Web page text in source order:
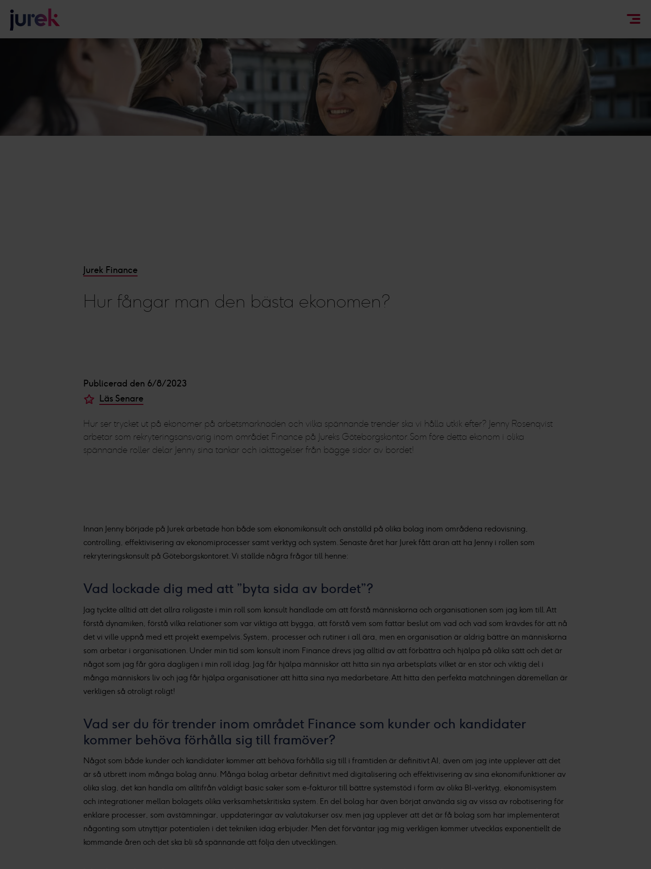
Jurek Finance
Hur fångar man den bästa ekonomen?
Publicerad den 6/8/2023
Läs Senare
Hur ser trycket ut på ekonomer på arbetsmarknaden och vilka spännande trender ska vi hålla utkik efter? Jenny Rosenqvist
arbetar som rekryteringsansvarig inom området Finance på Jureks Göteborgskontor. Som före detta ekonom i olika
spännande roller delar Jenny sina tankar och iakttagelser från bägge sidor av bordet!
Innan Jenny började på Jurek arbetade hon både som ekonomikonsult och anställd på olika bolag inom områdena redovisning,
controlling, effektivisering av ekonomiprocesser samt verktyg och system. Senaste året har Jurek fått äran att ha Jenny i rollen som
rekryteringskonsult på Göteborgskontoret. Vi ställde några frågor till henne:
Vad lockade dig med att ”byta sida av bordet”?
Jag tyckte alltid att det allra roligaste i min roll som konsult handlade om att förstå människorna och organisationen som jag kom till. Att
förstå dynamiken, förstå vilka relationer som var viktiga att bygga, att förstå vem som fattar beslut om vad och vad som krävdes för att nå
det vi ville uppnå med ett projekt exempelvis. System, processer och rutiner i all ära, men en organisation är aldrig bättre än människorna
som arbetar i organisationen. Under min tid som konsult inom Finance drevs jag alltid av att förbättra och hjälpa på olika sätt och det är
något som jag får göra dagligen i min roll idag. Jag får hjälpa människor att hitta sin nya arbetsplats vilket är en stor och viktig del i
många människors liv och jag får hjälpa organisationer att hitta sina nya medarbetare. Att hitta den perfekta matchningen däremellan är
verkligen så otroligt roligt!
Vad ser du för trender inom området Finance som kunder och kandidater
kommer behöva förhålla sig till framöver?
Något som både kunder och kandidater kommer att behöva förhålla sig till i framtiden är definitivt AI, även om jag inte upplever att det
är så utbrett inom många bolag ännu. Många bolag arbetar definitivt med digitalisering och effektivisering av sina ekonomifunktioner av
olika slag, det kan handla om alltifrån väldigt basic saker som e-fakturor till bättre systemstöd i form av olika BI-verktyg, ekonomisystem
och integrationer mellan bolagets olika verksamhetskritiska system. En del bolag har även börjat använda sig av vissa av robotisering för
enklare processer, som avstämningar, uppdateringar av valutakurser osv. men jag upplever att det är få bolag som har implementerat
någonting som utnyttjar potentialen i det tekniken idag erbjuder. Men det förväntar jag mig verkligen kommer utvecklas exponentiellt de
kommande åren och det ska bli så spännande att följa den utvecklingen.